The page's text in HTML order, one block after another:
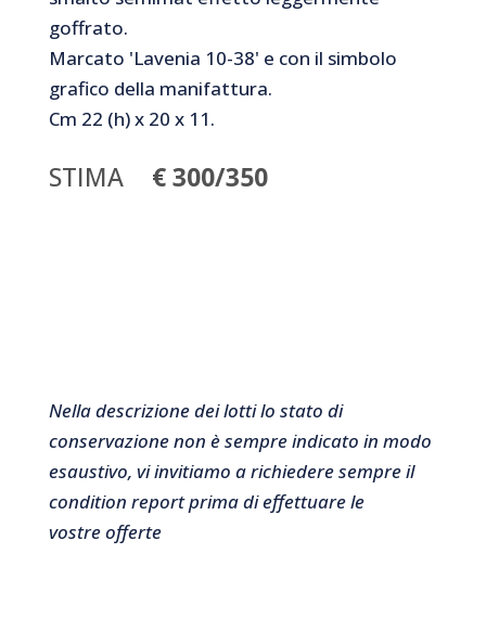
goffrato.
Marcato 'Lavenia 10-38' e con il simbolo
grafico della manifattura.
Cm 22 (h) x 20 x 11.
STIMA € 300/350
Nella descrizione dei lotti lo stato di
conservazione non è sempre indicato in modo
esaustivo, vi invitiamo a richiedere sempre il
condition report prima di effettuare le
vostre offerte